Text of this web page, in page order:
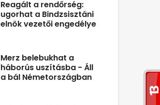
Reagált a rendőrség:
ugorhat a Bindzsisztáni
elnök vezetői engedélye
Merz belebukhat a
háborús uszításba - Áll
a bál Németországban